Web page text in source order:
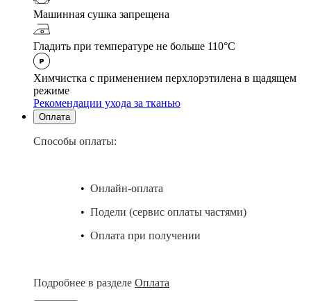
Машинная сушка запрещена
Гладить при температуре не больше 110°С
Химчистка с применением перхлорэтилена в щадящем
режиме
Рекомендации ухода за тканью
Оплата
Способы оплаты:
• Онлайн-оплата
• Подели (сервис оплаты частями)
• Оплата при получении
Подробнее в разделе Оплата